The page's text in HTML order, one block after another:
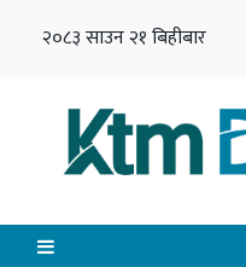
२०८३ साउन २१ बिहीबार